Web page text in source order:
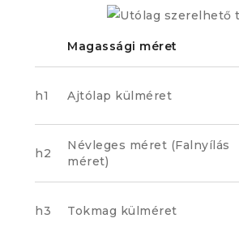
Magassági méret
h1 Ajtólap külméret
h2
Névleges méret (Falnyílás
méret)
h3 Tokmag külméret